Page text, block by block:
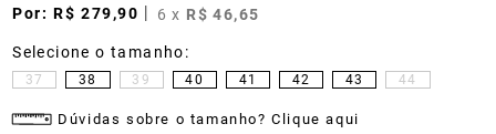
R$ 279,90 6 x R$ 46,65
37 38 39 40 41 42 43 44
Dúvidas sobre o tamanho? Clique aqui